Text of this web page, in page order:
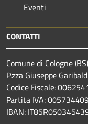
Eventi
CONTATTI
Comune di Cologne (BS)
P.zza Giuseppe
Codice Fiscale:
Partita IVA:
IBAN: